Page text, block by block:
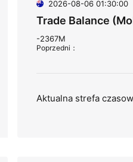
2026-08-06 01:30:00
Trade Balance
-2367M
Poprzedni ：
Aktualna strefa